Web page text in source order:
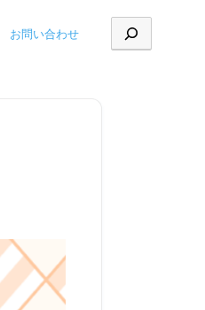
お問い合わせ